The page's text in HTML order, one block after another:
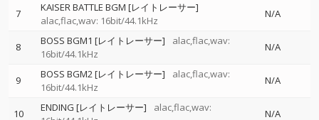
7
KAISER BATTLE BGM [レイトレーサー]
alac,flac,wav: 16bit/44.1kHz
N/A
8 BOSS BGM1 [レイトレーサー]
alac,flac,wav:
16bit/44.1kHz
N/A
9 BOSS BGM2 [レイトレーサー]
alac,flac,wav:
16bit/44.1kHz
N/A
10 ENDING [レイトレーサー]
alac,flac,wav:
N/A